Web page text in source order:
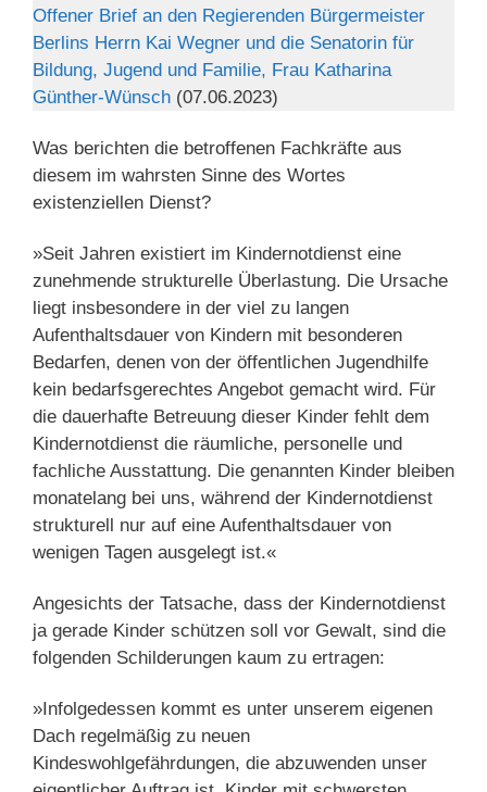
Offener Brief an den Regierenden Bürgermeister
Berlins Herrn Kai Wegner und die Senatorin für
Bildung, Jugend und Familie, Frau Katharina
Günther-Wünsch (07.06.2023)
Was berichten die betroffenen Fachkräfte aus
diesem im wahrsten Sinne des Wortes
existenziellen Dienst?
»Seit Jahren existiert im Kindernotdienst eine
zunehmende strukturelle Überlastung. Die Ursache
liegt insbesondere in der viel zu langen
Aufenthaltsdauer von Kindern mit besonderen
Bedarfen, denen von der öffentlichen Jugendhilfe
kein bedarfsgerechtes Angebot gemacht wird. Für
die dauerhafte Betreuung dieser Kinder fehlt dem
Kindernotdienst die räumliche, personelle und
fachliche Ausstattung. Die genannten Kinder bleiben
monatelang bei uns, während der Kindernotdienst
strukturell nur auf eine Aufenthaltsdauer von
wenigen Tagen ausgelegt ist.«
Angesichts der Tatsache, dass der Kindernotdienst
ja gerade Kinder schützen soll vor Gewalt, sind die
folgenden Schilderungen kaum zu ertragen:
»Infolgedessen kommt es unter unserem eigenen
Dach regelmäßig zu neuen
Kindeswohlgefährdungen, die abzuwenden unser